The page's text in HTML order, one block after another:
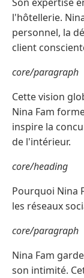
l'hôtellerie.
personnel, la
client
core/paragraph
Cette vision
Nina Fam
inspire la
de l'intérieur.
core/heading
Pourquoi Nina
les réseaux
core/paragraph
Nina Fam
son intimité.